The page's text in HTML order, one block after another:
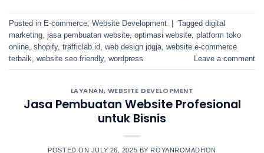
Posted in E-commerce Website Development Tagged digital
marketing jasa pembuatan website optimasi website platform toko
online shopify, trafficlab.id web design jogja website e-commerce
terbaik website seo friendly, wordpress Leave a comment
LAYANAN, WEBSITE DEVELOPMENT
Jasa Pembuatan Website Profesional
untuk Bisnis
POSTED ON JULY 26, 2025 BY ROYANROMADHON